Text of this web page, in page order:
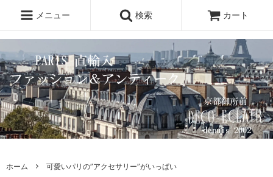
メニュー 検索 カート
ホーム 可愛いパリの”アクセサリー”がいっぱい